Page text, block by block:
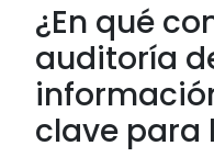
¿En qué
auditoría
clave para